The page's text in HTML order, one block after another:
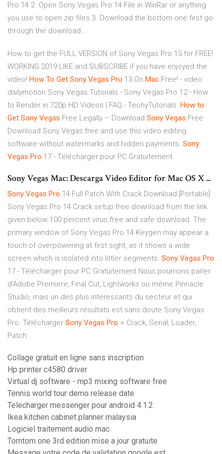
Pro 14 2. Open Sony Vegas Pro 14 File in WinRar or anything
you use to open zip files 3. Download the bottom one first go
through the download ...
How to get the FULL VERSION of Sony Vegas Pro 15 for FREE!
WORKING 2019 LIKE and SUBSCRIBE if you have enjoyed the
video! How To Get Sony Vegas Pro 13 On Mac Free! - video
dailymotion Sony Vegas Tutorials - Sony Vegas Pro 12 - How
to Render in 720p HD Videos | FAQ - TechyTutorials. How to
Get Sony Vegas Free Legally – Download Sony Vegas Free
Download Sony Vegas free and use this video editing
software without watermarks and hidden payments. Sony
Vegas Pro 17 - Télécharger pour PC Gratuitement
Sony Vegas Mac: Descarga Video Editor for Mac OS X ...
Sony Vegas Pro 14 Full Patch With Crack Download [Portable]
Sony Vegas Pro 14 Crack setup free download from the link
given below 100 percent virus free and safe download. The
primary window of Sony Vegas Pro 14 Keygen may appear a
touch of overpowering at first sight, as it shows a wide
screen which is isolated into littler segments. Sony Vegas Pro
17 - Télécharger pour PC Gratuitement Nous pourrions parler
d'Adobe Premiere, Final Cut, Lightworks ou même Pinnacle
Studio, mais un des plus intéressants du secteur et qui
obtient des meilleurs résultats est sans doute Sony Vegas
Pro. Télécharger Sony Vegas Pro + Crack, Serial, Loader,
Patch ...
Collage gratuit en ligne sans inscription
Hp printer c4580 driver
Virtual dj software - mp3 mixing software free
Tennis world tour demo release date
Telecharger messenger pour android 4.1.2
Ikea kitchen cabinet planner malaysia
Logiciel traitement audio mac
Tomtom one 3rd edition mise a jour gratuite